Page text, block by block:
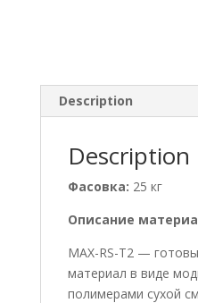
Description
Description
Фасовка: 25 кг
Описание
MAX-RS-T2 —
материал в виде
полимерами сухой